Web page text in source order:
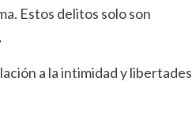
Estos delitos solo son
a la intimidad y libertades